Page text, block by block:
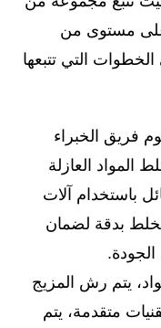
مستوى من
الخطوات التي تتبعها
فريق الخبراء
العازلة
باستخدام آلات
بدقة لضمان
يتم رش المزيج
متقدمة، يتم